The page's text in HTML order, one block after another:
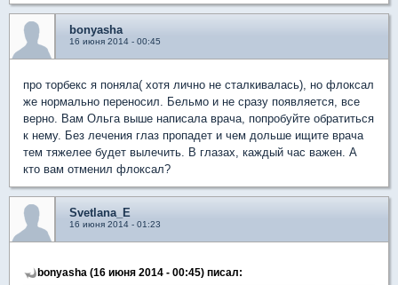
bonyasha
16 июня 2014 - 00:45
про торбекс я поняла( хотя лично не сталкивалась), но флоксал
же нормально переносил. Бельмо и не сразу появляется, все
верно. Вам Ольга выше написала врача, попробуйте обратиться
к нему. Без лечения глаз пропадет и чем дольше ищите врача
тем тяжелее будет вылечить. В глазах, каждый час важен. А
кто вам отменил флоксал?
Svetlana_E
16 июня 2014 - 01:23
bonyasha (16 июня 2014 - 00:45) писал: